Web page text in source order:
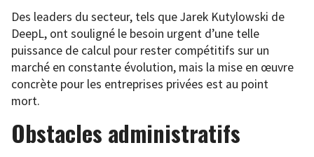
Des leaders du secteur, tels que Jarek Kutylowski de
DeepL, ont souligné le besoin urgent d’une telle
puissance de calcul pour rester compétitifs sur un
marché en constante évolution, mais la mise en œuvre
concrète pour les entreprises privées est au point
mort.
Obstacles administratifs